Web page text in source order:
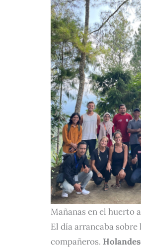
Mañanas en el huerto
El día arrancaba sobre
compañeros.